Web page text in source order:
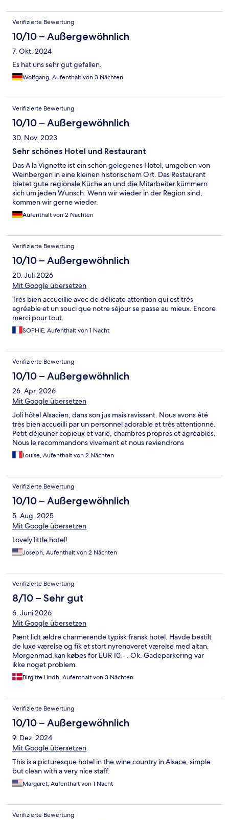
Verifizierte Bewertung
10/10 – Außergewöhnlich
7. Okt. 2024
Es hat uns sehr gut gefallen.
Wolfgang, Aufenthalt von 3 Nächten
Verifizierte Bewertung
10/10 – Außergewöhnlich
30. Nov. 2023
Sehr schönes Hotel und Restaurant
Das A la Vignette ist ein schön gelegenes Hotel, umgeben von
Weinbergen in eine kleinen historischem Ort. Das Restaurant
bietet gute regionale Küche an und die Mitarbeiter kümmern
sich um jeden Wunsch. Wenn wir wieder in der Region sind,
kommen wir gerne wieder.
Aufenthalt von 2 Nächten
Verifizierte Bewertung
10/10 – Außergewöhnlich
20. Juli 2026
Mit Google übersetzen
Très bien accueillie avec de délicate attention qui est trés
agréable et un souci que notre séjour se passe au mieux. Encore
merci pour tout.
SOPHIE, Aufenthalt von 1 Nacht
Verifizierte Bewertung
10/10 – Außergewöhnlich
26. Apr. 2026
Mit Google übersetzen
Joli hôtel Alsacien, dans son jus mais ravissant. Nous avons été
très bien accueilli par un personnel adorable et très attentionné.
Petit déjeuner copieux et varié, chambres propres et agréables.
Nous le recommandons vivement et nous reviendrons
Louise, Aufenthalt von 2 Nächten
Verifizierte Bewertung
10/10 – Außergewöhnlich
5. Aug. 2025
Mit Google übersetzen
Lovely little hotel!
Joseph, Aufenthalt von 2 Nächten
Verifizierte Bewertung
8/10 – Sehr gut
6. Juni 2026
Mit Google übersetzen
Pænt lidt ældre charmerende typisk fransk hotel. Havde bestilt
de luxe værelse og fik et stort nyrenoveret værelse med altan.
Morgenmad kan købes for EUR 10,- . Ok. Gadeparkering var
ikke noget problem.
Birgitte Lindh, Aufenthalt von 3 Nächten
Verifizierte Bewertung
10/10 – Außergewöhnlich
9. Dez. 2024
Mit Google übersetzen
This is a picturesque hotel in the wine country in Alsace, simple
but clean with a very nice staff.
Margaret, Aufenthalt von 1 Nacht
Verifizierte Bewertung